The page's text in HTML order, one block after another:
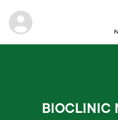
BIOCLINIC